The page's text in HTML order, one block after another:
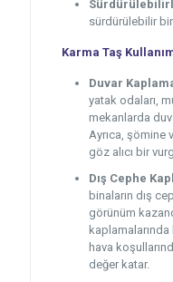
sürdürülebilir
Karma Taş
Duvar
yatak odaları,
mekanlarda
Ayrıca, şömine
göz alıcı bir
Dış Cephe
binaların dış
görünüm
kaplamalarında
hava
değer katar.